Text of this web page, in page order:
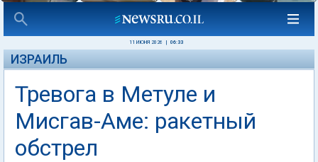
11 ИЮНЯ 2026 06:33
ИЗРАИЛЬ
Тревога в Метуле и
Мисгав-Аме: ракетный
обстрел